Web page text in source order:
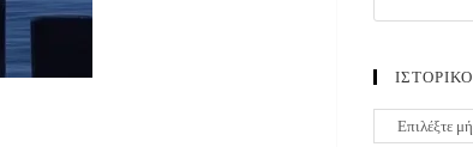
ΙΣΤΟΡΙΚΟ
ΙΣΤΟΡΙΚΟ